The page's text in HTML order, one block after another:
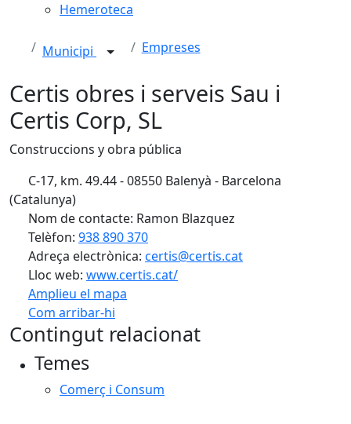
Hemeroteca
Municipi Empreses
Certis obres i serveis Sau i
Certis Corp, SL
Construccions y obra pública
C-17, km. 49.44 - 08550 Balenyà - Barcelona
(Catalunya)
Nom de contacte: Ramon Blazquez
Telèfon: 938 890 370
Adreça electrònica: certis@certis.cat
Lloc web: www.certis.cat/
Amplieu el mapa
Com arribar-hi
+
Contingut relacionat
Temes
Comerç i Consum